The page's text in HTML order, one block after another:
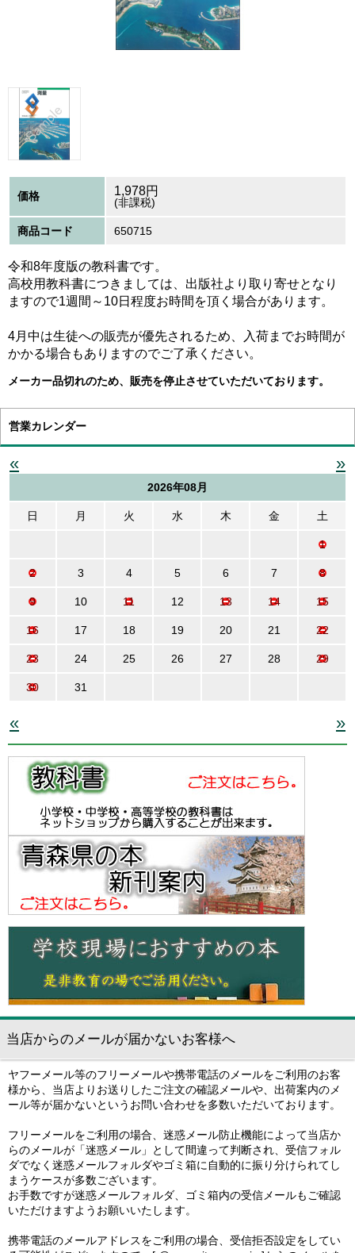
価格 1,978円
(非課税)
商品コード 650715
令和8年度版の教科書です。
高校用教科書につきましては、出版社より取り寄せとなり
ますので1週間～10日程度お時間を頂く場合があります。
4月中は生徒への販売が優先されるため、入荷までお時間が
かかる場合もありますのでご了承ください。
メーカー品切れのため、販売を停止させていただいております。
営業カレンダー
« »
2026年08月
日 月 火 水 木 金 土
1
2 3 4 5 6 7 8
9 10 11 12 13 14 15
16 17 18 19 20 21 22
23 24 25 26 27 28 29
30 31
« »
当店からのメールが届かないお客様へ
ヤフーメール等のフリーメールや携帯電話のメールをご利用のお客
様から、当店よりお送りしたご注文の確認メールや、出荷案内のメ
ール等が届かないというお問い合わせを多数いただいております。
フリーメールをご利用の場合、迷惑メール防止機能によって当店か
らのメールが「迷惑メール」として間違って判断され、受信フォル
ダでなく迷惑メールフォルダやゴミ箱に自動的に振り分けられてし
まうケースが多数ございます。
お手数ですが迷惑メールフォルダ、ゴミ箱内の受信メールもご確認
いただけますようお願いいたします。
携帯電話のメールアドレスをご利用の場合、受信拒否設定をしてい